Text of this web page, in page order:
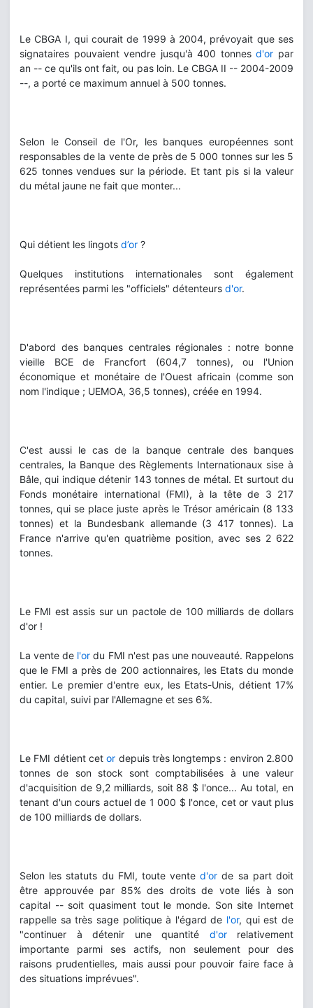
Le CBGA I, qui courait de 1999 à 2004, prévoyait que ses
signataires pouvaient vendre jusqu'à 400 tonnesd'or par
an -- ce qu'ils ont fait, ou pas loin. Le CBGA II -- 2004-2009
--, a porté ce maximum annuel à 500 tonnes.
Selon le Conseil de l'Or, les banques européennes sont
responsables de la vente de près de 5 000 tonnes sur les 5
625 tonnes vendues sur la période. Et tant pis si la valeur
du métal jaune ne fait que monter...
Qui détient les lingots d’or ?
Quelques institutions internationales sont également
représentées parmi les "officiels" détenteurs d'or.
D'abord des banques centrales régionales : notre bonne
vieille BCE de Francfort (604,7 tonnes), ou l'Union
économique et monétaire de l'Ouest africain (comme son
nom l'indique ; UEMOA, 36,5 tonnes), créée en 1994.
C'est aussi le cas de la banque centrale des banques
centrales, la Banque des Règlements Internationaux sise à
Bâle, qui indique détenir 143 tonnes de métal. Et surtout du
Fonds monétaire international (FMI), à la tête de 3 217
tonnes, qui se place juste après le Trésor américain (8 133
tonnes) et la Bundesbank allemande (3 417 tonnes). La
France n'arrive qu'en quatrième position, avec ses 2 622
tonnes.
Le FMI est assis sur un pactole de 100 milliards de dollars
d'or !
La vente de l'or du FMI n'est pas une nouveauté. Rappelons
que le FMI a près de 200 actionnaires, les Etats du monde
entier. Le premier d'entre eux, les Etats-Unis, détient 17%
du capital, suivi par l'Allemagne et ses 6%.
Le FMI détient cetor depuis très longtemps : environ 2.800
tonnes de son stock sont comptabilisées à une valeur
d'acquisition de 9,2 milliards, soit 88 $ l'once... Au total, en
tenant d'un cours actuel de 1 000 $ l'once, cet or vaut plus
de 100 milliards de dollars.
Selon les statuts du FMI, toute vented'or de sa part doit
être approuvée par 85% des droits de vote liés à son
capital -- soit quasiment tout le monde. Son site Internet
rappelle sa très sage politique à l'égard de l'or, qui est de
"continuer à détenir une quantité d'orrelativement
importante parmi ses actifs, non seulement pour des
raisons prudentielles, mais aussi pour pouvoir faire face à
des situations imprévues".